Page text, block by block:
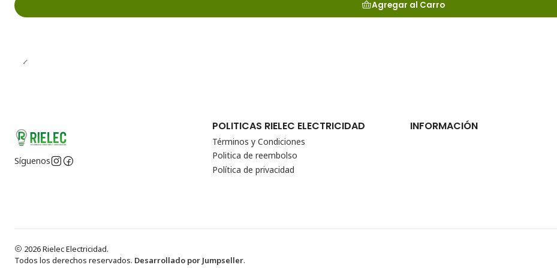
Agregar al Carro
Síguenos
POLITICAS RIELEC ELECTRICIDAD
Términos y Condiciones
Politica de reembolso
Política de privacidad
INFORMACIÓN
2026 Rielec Electricidad.
Todos los derechos reservados. Desarrollado por Jumpseller.